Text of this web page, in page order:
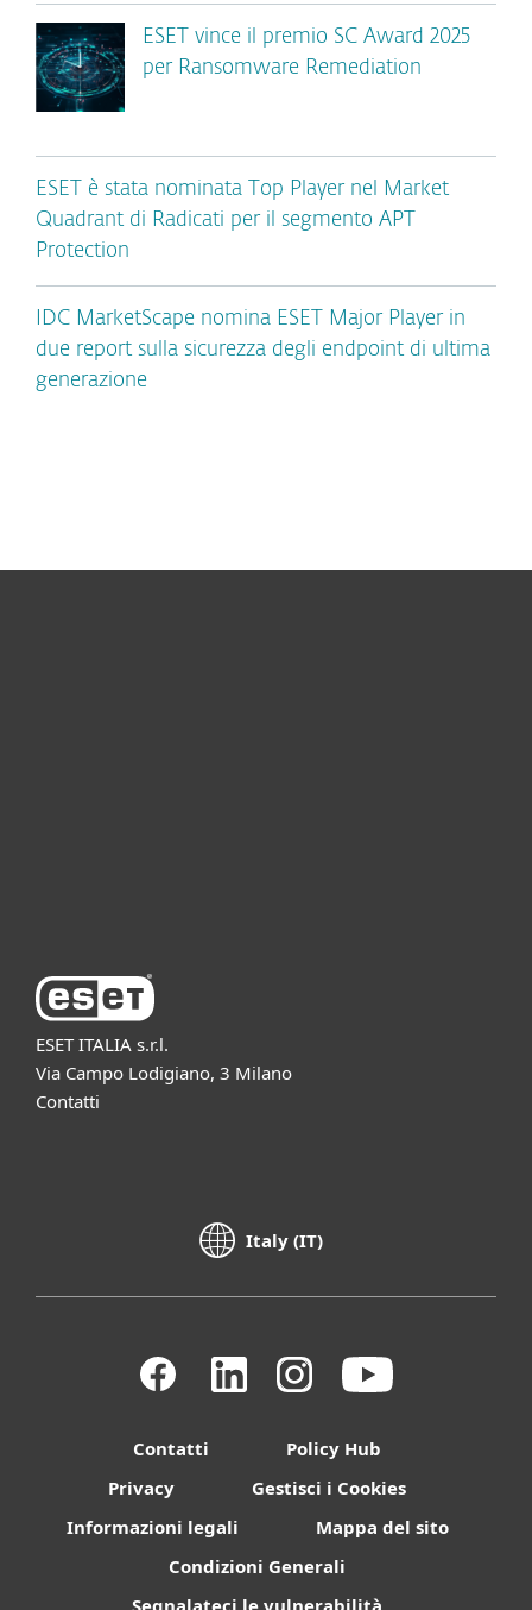
ESET vince il premio SC Award 2025
per Ransomware Remediation
ESET è stata nominata Top Player nel Market
Quadrant di Radicati per il segmento APT
Protection
IDC MarketScape nomina ESET Major Player in
due report sulla sicurezza degli endpoint di ultima
generazione
ESET ITALIA s.r.l.
Via Campo Lodigiano, 3 Milano
Contatti
Italy (IT)
Contatti
Policy Hub
Privacy
Gestisci i Cookies
Informazioni legali
Mappa del sito
Condizioni Generali
Segnalateci le vulnerabilità